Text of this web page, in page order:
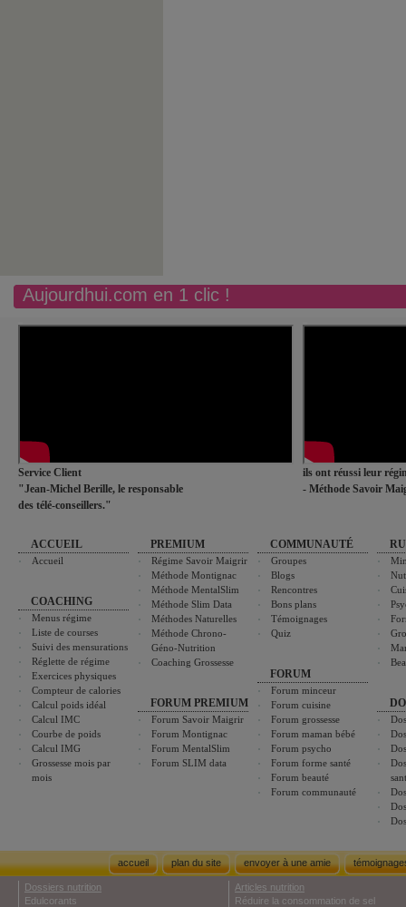
Aujourdhui.com en 1 clic !
Service Client
"Jean-Michel Berille, le responsable
des télé-conseillers."
ils ont réussi leur
- Méthode Savoir
ACCUEIL
Accueil
COACHING
Menus régime
Liste de courses
Suivi des mensurations
Réglette de régime
Exercices physiques
Compteur de calories
Calcul poids idéal
Calcul IMC
Courbe de poids
Calcul IMG
Grossesse mois par
mois
PREMIUM
Régime Savoir Maigrir
Méthode Montignac
Méthode MentalSlim
Méthode Slim Data
Méthodes Naturelles
Méthode Chrono-
Géno-Nutrition
Coaching Grossesse
FORUM PREMIUM
Forum Savoir Maigrir
Forum Montignac
Forum MentalSlim
Forum SLIM data
COMMUNAUTÉ
Groupes
Blogs
Rencontres
Bons plans
Témoignages
Quiz
FORUM
Forum minceur
Forum cuisine
Forum grossesse
Forum maman bébé
Forum psycho
Forum forme santé
Forum beauté
Forum communauté
accueil plan du site envoyer à une amie
Dossiers nutrition
Edulcorants
Articles nutrition
Réduire la consommation de sel